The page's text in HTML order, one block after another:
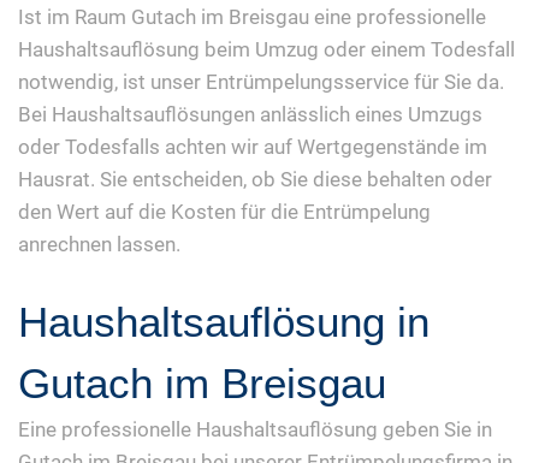
Ist im Raum Gutach im Breisgau eine professionelle
Haushaltsauflösung beim Umzug oder einem Todesfall
notwendig, ist unser Entrümpelungsservice für Sie da.
Bei Haushaltsauflösungen anlässlich eines Umzugs
oder Todesfalls achten wir auf Wertgegenstände im
Hausrat. Sie entscheiden, ob Sie diese behalten oder
den Wert auf die Kosten für die Entrümpelung
anrechnen lassen.
Haushaltsauflösung in
Gutach im Breisgau
Eine professionelle Haushaltsauflösung geben Sie in